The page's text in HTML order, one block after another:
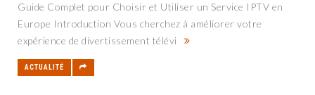
Guide Complet pour Choisir et Utiliser un Service IPTV en
Europe Introduction Vous cherchez à améliorer votre
expérience de divertissement télévi
ACTUALITÉ